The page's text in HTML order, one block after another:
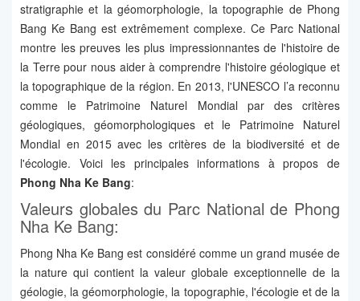
stratigraphie et la géomorphologie, la topographie de Phong
Bang Ke Bang est extrêmement complexe. Ce Parc National
montre les preuves les plus impressionnantes de l'histoire de
la Terre pour nous aider à comprendre l'histoire géologique et
la topographique de la région. En 2013, l'UNESCO l’a reconnu
comme le Patrimoine Naturel Mondial par des critères
géologiques, géomorphologiques et le Patrimoine Naturel
Mondial en 2015 avec les critères de la biodiversité et de
l'écologie. Voici les principales informations à propos de
Phong Nha Ke Bang:
Valeurs globales du Parc National de Phong
Nha Ke Bang:
Phong Nha Ke Bang est considéré comme un grand musée de
la nature qui contient la valeur globale exceptionnelle de la
géologie, la géomorphologie, la topographie, l'écologie et de la